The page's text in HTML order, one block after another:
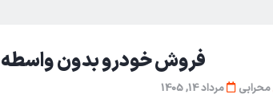
فروش خودرو بدون واسطه
محرابی مرداد 14, 1405